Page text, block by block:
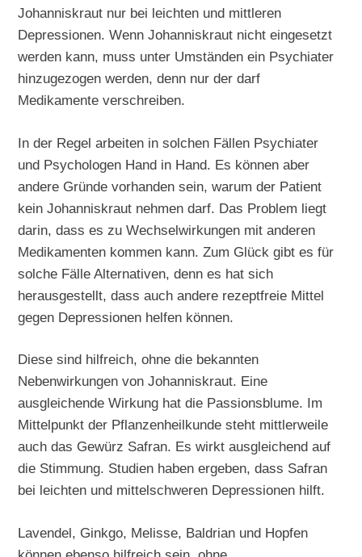
Johanniskraut nur bei leichten und mittleren
Depressionen. Wenn Johanniskraut nicht eingesetzt
werden kann, muss unter Umständen ein Psychiater
hinzugezogen werden, denn nur der darf
Medikamente verschreiben.
In der Regel arbeiten in solchen Fällen Psychiater
und Psychologen Hand in Hand. Es können aber
andere Gründe vorhanden sein, warum der Patient
kein Johanniskraut nehmen darf. Das Problem liegt
darin, dass es zu Wechselwirkungen mit anderen
Medikamenten kommen kann. Zum Glück gibt es für
solche Fälle Alternativen, denn es hat sich
herausgestellt, dass auch andere rezeptfreie Mittel
gegen Depressionen helfen können.
Diese sind hilfreich, ohne die bekannten
Nebenwirkungen von Johanniskraut. Eine
ausgleichende Wirkung hat die Passionsblume. Im
Mittelpunkt der Pflanzenheilkunde steht mittlerweile
auch das Gewürz Safran. Es wirkt ausgleichend auf
die Stimmung. Studien haben ergeben, dass Safran
bei leichten und mittelschweren Depressionen hilft.
Lavendel, Ginkgo, Melisse, Baldrian und Hopfen